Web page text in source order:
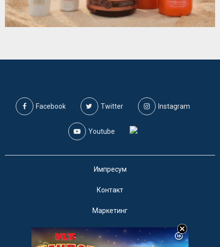
Facebook Twitter Instagram
Youtube
Импресум
Контакт
Маркетинг
Услови за користење